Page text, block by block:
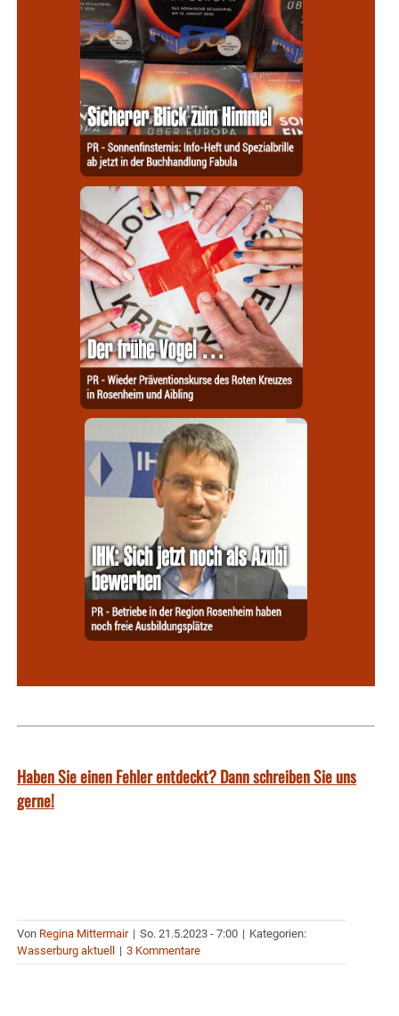
Haben Sie einen Fehler entdeckt? Dann schreiben Sie uns
gerne!
Von Regina Mittermair | So. 21.5.2023 - 7:00 | Kategorien:
Wasserburg aktuell
| 3 Kommentare